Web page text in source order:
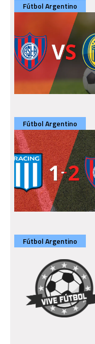
Fútbol Argentino
Fútbol Argentino
Fútbol Argentino